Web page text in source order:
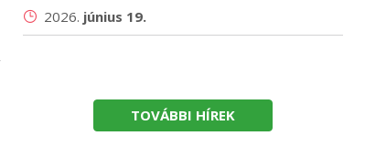
2026. június 19.
TOVÁBBI HÍREK